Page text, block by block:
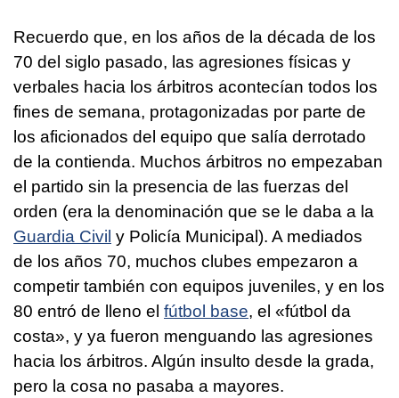
Recuerdo que, en los años de la década de los
70 del siglo pasado, las agresiones físicas y
verbales hacia los árbitros acontecían todos los
fines de semana, protagonizadas por parte de
los aficionados del equipo que salía derrotado
de la contienda. Muchos árbitros no empezaban
el partido sin la presencia de las fuerzas del
orden (era la denominación que se le daba a la
Guardia Civil y Policía Municipal). A mediados
de los años 70, muchos clubes empezaron a
competir también con equipos juveniles, y en los
80 entró de lleno el fútbol base, el «fútbol da
costa», y ya fueron menguando las agresiones
hacia los árbitros. Algún insulto desde la grada,
pero la cosa no pasaba a mayores.